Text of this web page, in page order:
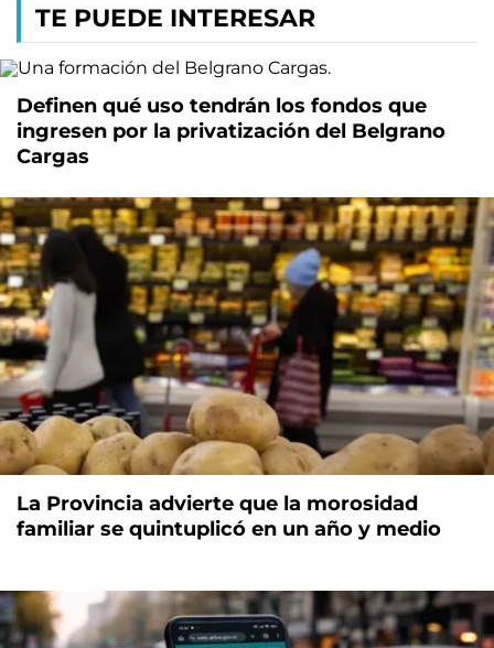
TE PUEDE INTERESAR
Definen qué uso tendrán los fondos que
ingresen por la privatización del Belgrano
Cargas
La Provincia advierte que la morosidad
familiar se quintuplicó en un año y medio